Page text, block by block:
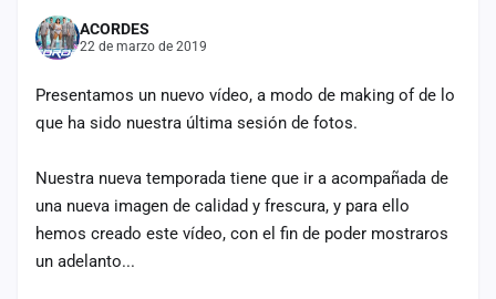
ACORDES
22 de marzo de 2019
Presentamos un nuevo vídeo, a modo de making of de lo
que ha sido nuestra última sesión de fotos.
Nuestra nueva temporada tiene que ir a acompañada de
una nueva imagen de calidad y frescura, y para ello
hemos creado este vídeo, con el fin de poder mostraros
un adelanto...
Inicio
Noticias
Formaciones
Mapa
de
fiestas